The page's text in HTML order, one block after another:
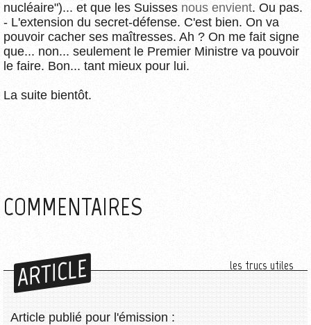
nucléaire")... et que les Suisses nous envient. Ou pas.
- L'extension du secret-défense. C'est bien. On va
pouvoir cacher ses maîtresses. Ah ? On me fait signe
que... non... seulement le Premier Ministre va pouvoir
le faire. Bon... tant mieux pour lui.
La suite bientôt.
COMMENTAIRES
ARTICLE les trucs utiles
Article publié pour l'émission :